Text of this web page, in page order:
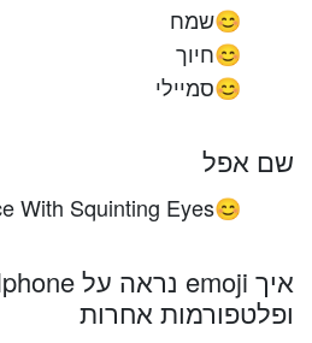
😊שמח
😊חיוך
😊סמיילי
שם אפל
😊
With Squinting Eyes
ופלטפורמות אחרות